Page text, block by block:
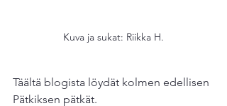
Kuva ja sukat: Riikka H.
Täältä blogista löydät kolmen edellisen
Pätkiksen pätkät.